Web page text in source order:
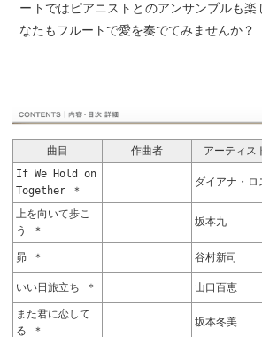
ートではピアニストとのアンサンブルも楽
なたもフルートで愛を奏でてみませんか？
曲目 作曲者 アーティス
If We Hold on
Together ＊
ダイアナ・ロ
上を向いて歩こ
う ＊
坂本九
昴 ＊ 谷村新司
いい日旅立ち ＊ 山口百恵
また君に恋して
る ＊
坂本冬美